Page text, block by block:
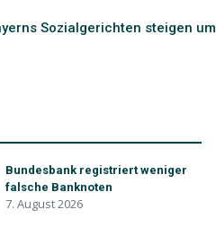
Sozialgerichten steigen um
Bundesbank registriert weniger
falsche Banknoten
7. August 2026